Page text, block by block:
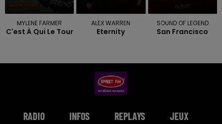
MYLENE FARMER
C'est À Qui Le Tour
ALEX WARREN
Eternity
SOUND OF LEGEND
San Francisco
RADIO INFOS REPLAYS JEUX